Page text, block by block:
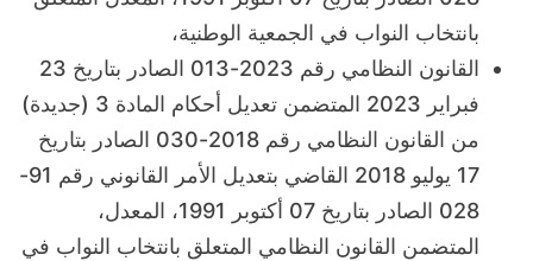
بانتخاب النواب في الجمعية الوطنية،
القانون النظامي رقم 2023-013 الصادر بتاريخ 23
فبراير 2023 المتضمن تعديل أحكام المادة 3 (جديدة)
من القانون النظامي رقم 2018-030 الصادر بتاريخ
17 يوليو 2018 القاضي بتعديل الأمر القانوني رقم 91-
028 الصادر بتاريخ 07 أكتوبر 1991، المعدل،
المتضمن القانون النظامي المتعلق بانتخاب النواب في